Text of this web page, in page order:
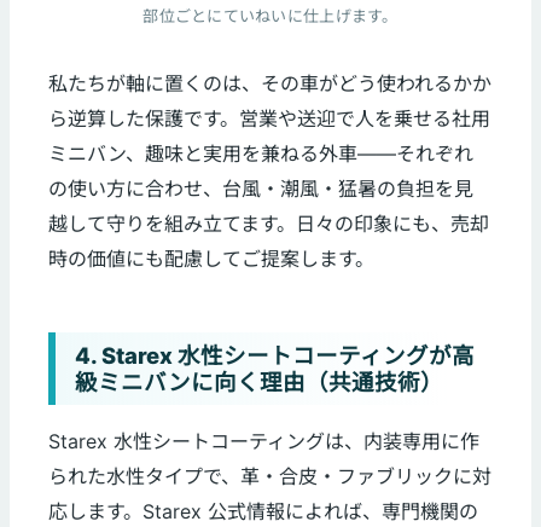
部位ごとにていねいに仕上げます。
私たちが軸に置くのは、その車がどう使われるかか
ら逆算した保護です。営業や送迎で人を乗せる社用
ミニバン、趣味と実用を兼ねる外車——それぞれ
の使い方に合わせ、台風・潮風・猛暑の負担を見
越して守りを組み立てます。日々の印象にも、売却
時の価値にも配慮してご提案します。
4. Starex 水性シートコーティングが高
級ミニバンに向く理由（共通技術）
Starex 水性シートコーティングは、内装専用に作
られた水性タイプで、革・合皮・ファブリックに対
応します。Starex 公式情報によれば、専門機関の